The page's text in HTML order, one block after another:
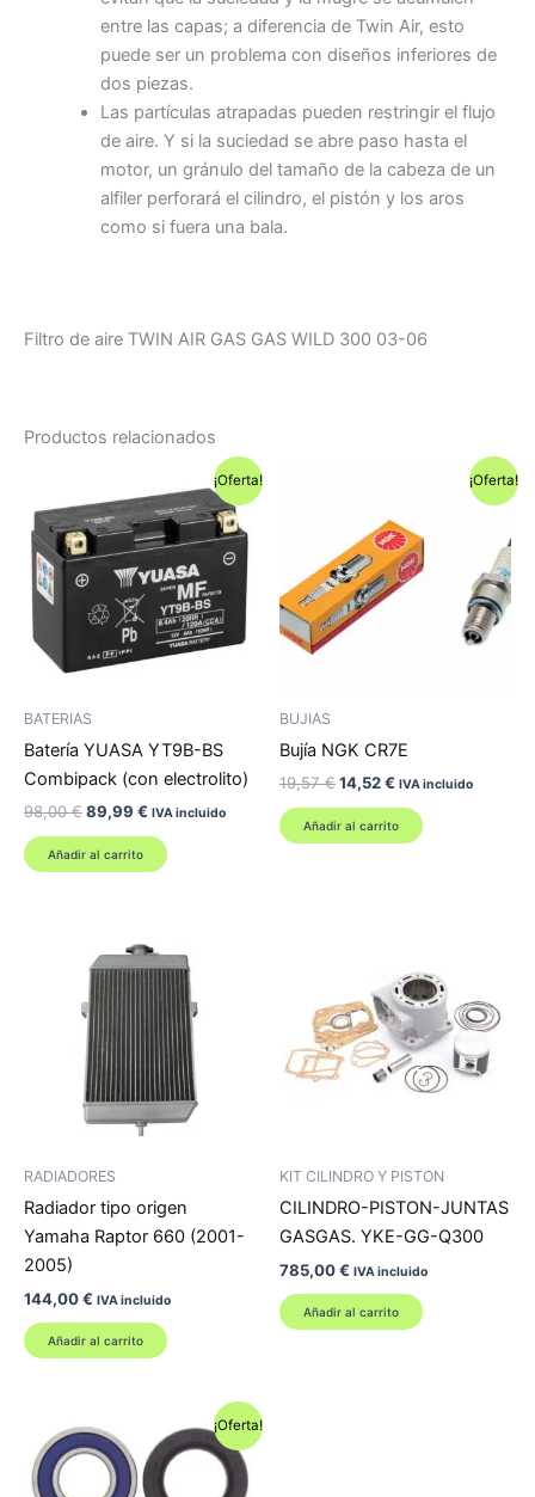
entre las capas; a diferencia de Twin Air, esto
puede ser un problema con diseños inferiores de
dos piezas.
Las partículas atrapadas pueden restringir el flujo
de aire. Y si la suciedad se abre paso hasta el
motor, un gránulo del tamaño de la cabeza de un
alfiler perforará el cilindro, el pistón y los aros
como si fuera una bala.
Filtro de aire TWIN AIR GAS GAS WILD 300 03-06
Productos relacionados
¡Oferta!
BATERIAS
Batería YUASA YT9B-BS
Combipack (con electrolito)
98,00€El
original
era:
89,99 € El
actual
es:
IVA incluido
Añadir al carrito
¡Oferta!
BUJIAS
Bujía NGK CR7E
19,57€El
original
era:
14,52€ El
actual
es:
IVA incluido
Añadir al carrito
RADIADORES
Radiador tipo origen
Yamaha Raptor 660 (2001-
2005)
144,00€ IVA incluido
Añadir al carrito
KIT CILINDRO Y PISTON
CILINDRO-PISTON-JUNTAS
GASGAS. YKE-GG-Q300
785,00€ IVA incluido
Añadir al carrito
¡Oferta!